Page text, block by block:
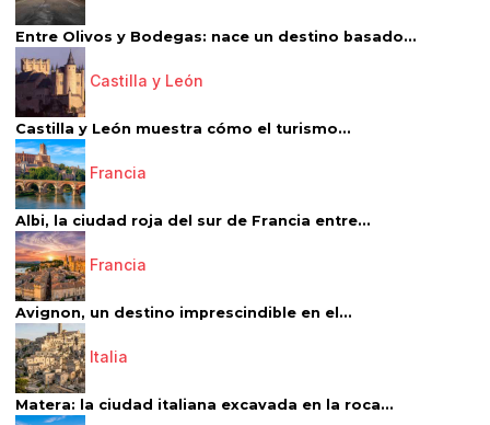
Entre Olivos y Bodegas: nace un destino basado...
Castilla y León
Castilla y León muestra cómo el turismo...
Francia
Albi, la ciudad roja del sur de Francia entre...
Francia
Avignon, un destino imprescindible en el...
Italia
Matera: la ciudad italiana excavada en la roca...